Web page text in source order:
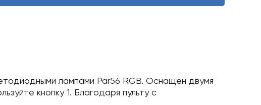
лампами Par56 RGB. Оснащен двумя
кнопку 1. Благодаря пульту с